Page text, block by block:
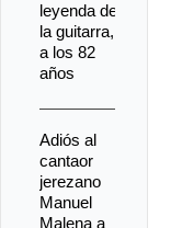
leyenda de
la guitarra,
a los 82
años
Adiós al
cantaor
jerezano
Manuel
Malena a